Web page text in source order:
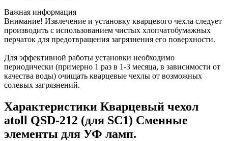
Важная информация
Внимание! Извлечение и установку кварцевого чехла следует
производить с использованием чистых хлопчатобумажных
перчаток для предотвращения загрязнения его поверхности.
Для эффективной работы установки необходимо
периодически (примерно 1 раз в 1-3 месяца, в зависимости от
качества воды) очищать кварцевые чехлы от возможных
солевых загрязнений.
Характеристики Кварцевый чехол
atoll QSD-212 (для SC1) Сменные
элементы для УФ ламп.